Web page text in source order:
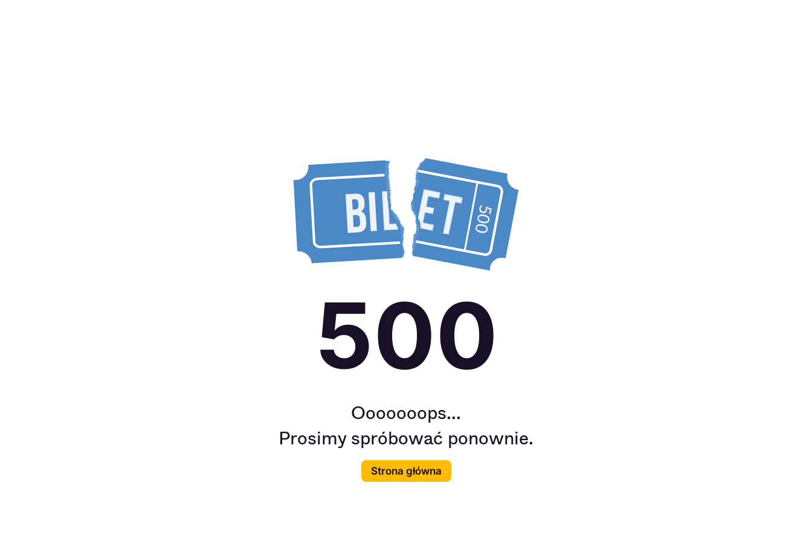
500
Ooooooops...
Prosimy spróbować ponownie.
Strona główna